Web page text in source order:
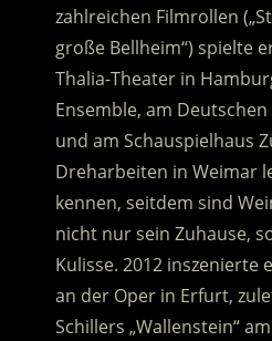
zahlreichen Filmrollen
große Bellheim“) spielte
Thalia-Theater in
Ensemble, am
und am Schauspielhaus
Dreharbeiten in Weimar
kennen, seitdem sind
nicht nur sein Zuhause,
Kulisse. 2012 inszenierte
an der Oper in Erfurt,
Schillers „Wallenstein“